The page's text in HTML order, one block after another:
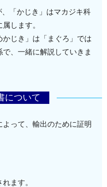
「かじき」はマカジキ科
します。
じき」は「まぐろ」では
、一緒に解説していきま
について
って、輸出のために証明
ます。